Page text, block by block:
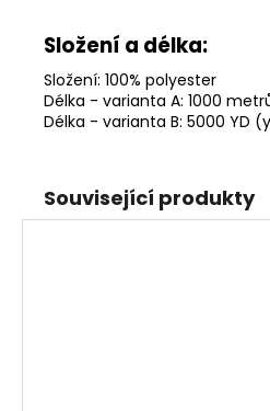
Složení a délka:
Složení: 100% polyester
Délka - varianta A: 1000
Délka - varianta B: 5000 YD
Související produkty